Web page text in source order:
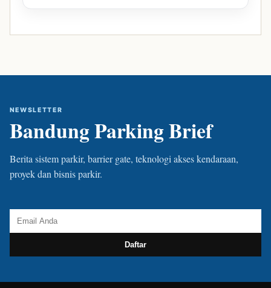
NEWSLETTER
Bandung Parking Brief
Berita sistem parkir, barrier gate, teknologi akses kendaraan,
proyek dan bisnis parkir.
Daftar